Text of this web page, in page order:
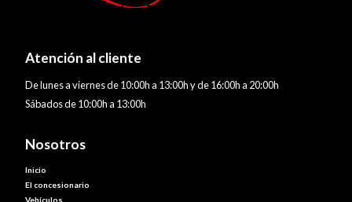
Atención al cliente
De lunes a viernes de 10:00h a 13:00h y de 16:00h a 20:00h
Sábados de 10:00h a 13:00h
Nosotros
Inicio
El concesionario
Vehículos